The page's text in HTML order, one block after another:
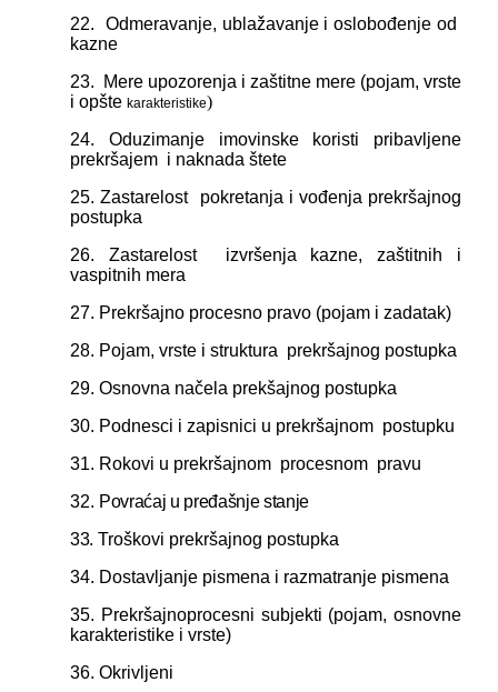
22. Odmeravanje, ublažavanje i oslobođenje od
kazne
23. Mere upozorenja i zaštitne mere (pojam, vrste
i opšte karakteristike)
24. Oduzimanje imovinske koristi pribavlјene
prekršajem i naknada štete
25. Zastarelost pokretanja i vođenja prekršajnog
postupka
26. Zastarelost izvršenja kazne, zaštitnih i
vaspitnih mera
27. Prekršajno procesno pravo (pojam i zadatak)
28. Pojam, vrste i struktura prekršajnog postupka
29. Osnovna načela prekšajnog postupka
30. Podnesci i zapisnici u prekršajnom postupku
31. Rokovi u prekršajnom procesnom pravu
32. Povraćaj u pređašnje stanje
33. Troškovi prekršajnog postupka
34. Dostavlјanje pismena i razmatranje pismena
35. Prekršajnoprocesni subjekti (pojam, osnovne
karakteristike i vrste)
36. Okrivlјeni